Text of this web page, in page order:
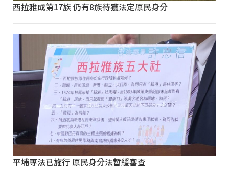
西拉雅成第17族 仍有8族待獲法定原民身分
平埔專法已施行 原民身分法暫緩審查